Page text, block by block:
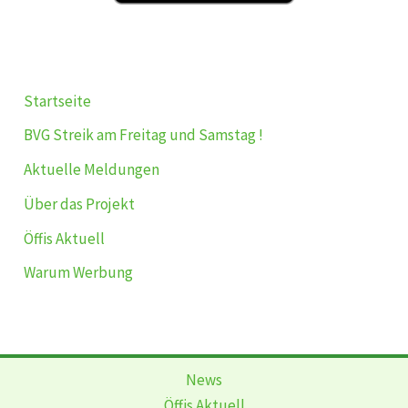
Startseite
BVG Streik am Freitag und Samstag !
Aktuelle Meldungen
Über das Projekt
Öffis Aktuell
Warum Werbung
News